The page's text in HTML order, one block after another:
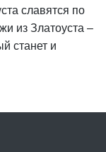
славятся по
из Златоуста –
станет и